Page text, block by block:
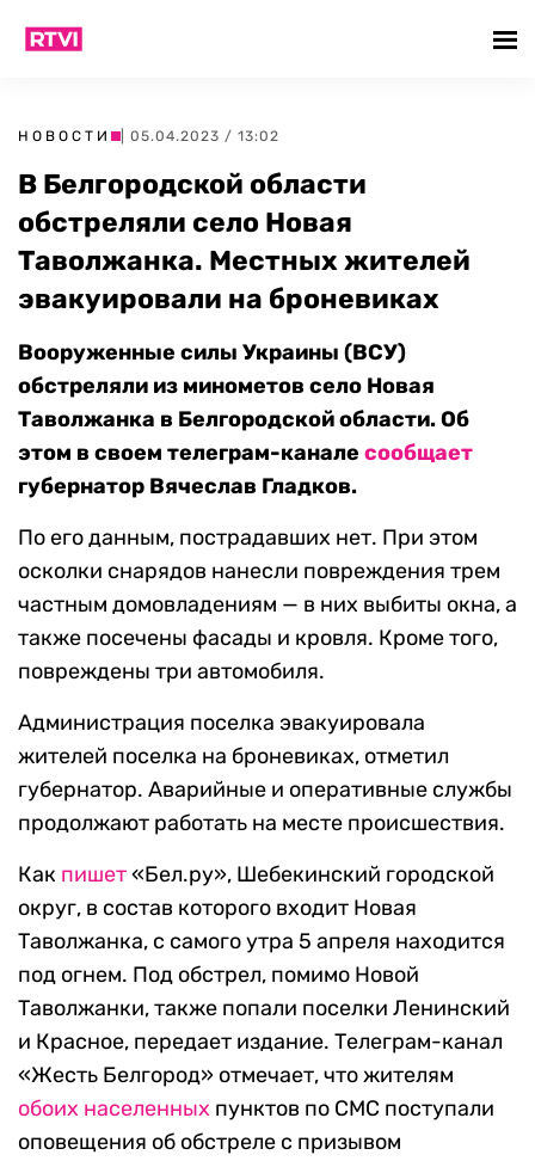
НОВОСТИ | 05.04.2023 / 13:02
В Белгородской области
обстреляли село Новая
Таволжанка. Местных жителей
эвакуировали на броневиках
Вооруженные силы Украины (ВСУ)
обстреляли из минометов село Новая
Таволжанка в Белгородской области. Об
этом в своем телеграм-канале сообщает
губернатор Вячеслав Гладков.
По его данным, пострадавших нет. При этом
осколки снарядов нанесли повреждения трем
частным домовладениям — в них выбиты окна, а
также посечены фасады и кровля. Кроме того,
повреждены три автомобиля.
Администрация поселка эвакуировала
жителей поселка на броневиках, отметил
губернатор. Аварийные и оперативные службы
продолжают работать на месте происшествия.
Как пишет«Бел.ру», Шебекинский городской
округ, в состав которого входит Новая
Таволжанка, с самого утра 5 апреля находится
под огнем. Под обстрел, помимо Новой
Таволжанки, также попали поселки Ленинский
и Красное, передает издание. Телеграм-канал
«Жесть Белгород» отмечает, что жителям
обоих населенных пунктов по СМС поступали
оповещения об обстреле с призывом